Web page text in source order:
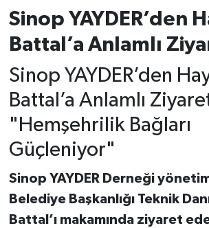
Sinop YAYDER’den
Battal’a Anlamlı
Sinop YAYDER’den
Battal’a Anlamlı
"Hemşehrilik Bağları
Güçleniyor"
Sinop YAYDER Derneği
Belediye Başkanlığı Teknik
Battal’ı makamında ziyaret